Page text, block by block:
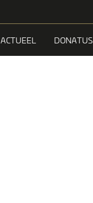
ACTUEEL DONATUS